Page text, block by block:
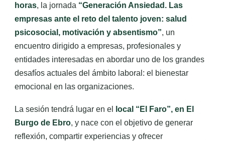
horas, la jornada “Generación Ansiedad. Las
empresas ante el reto del talento joven: salud
psicosocial, motivación y absentismo”, un
encuentro dirigido a empresas, profesionales y
entidades interesadas en abordar uno de los grandes
desafíos actuales del ámbito laboral: el bienestar
emocional en las organizaciones.
La sesión tendrá lugar en el
local “El Faro”, en El
Burgo de Ebro, y nace con el objetivo de generar
reflexión, compartir experiencias y ofrecer